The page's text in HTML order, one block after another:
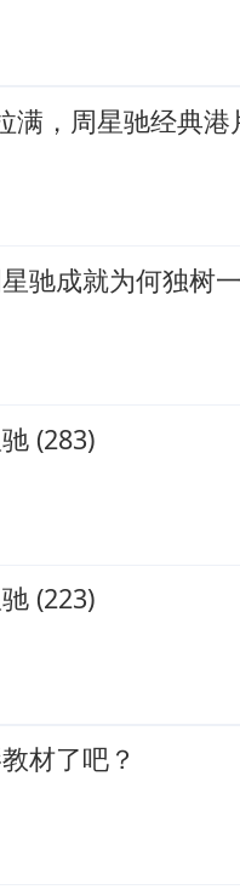
满，周星驰经典
驰成就为何独树
(283)
(223)
材了吧？